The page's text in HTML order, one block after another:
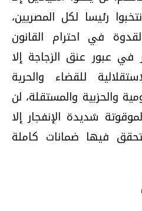
رئيسا لكل المصريين،
في احترام القانون
في عبور عنق الزجاجة إلا
للقضاء والحرية
والحزبية والمستقلة، لن
شديدة الإنفجار إلا
تتحقق فيها ضمانات كاملة